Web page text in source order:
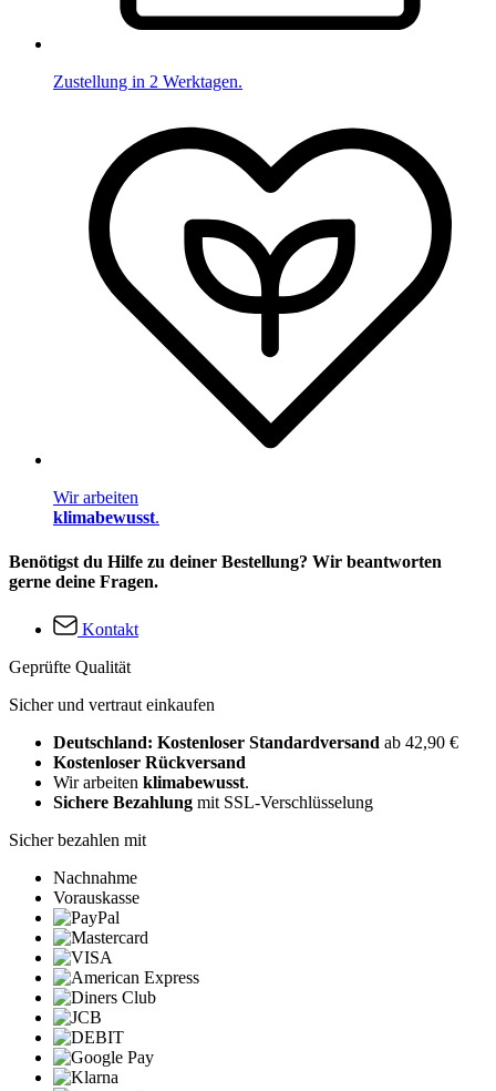
Zustellung in 2 Werktagen.
Wir arbeiten
klimabewusst.
Benötigst du Hilfe zu deiner Bestellung? Wir beantworten
gerne deine Fragen.
Kontakt
Geprüfte Qualität
Sicher und vertraut einkaufen
Deutschland: Kostenloser Standardversand ab 42,90 €
Kostenloser Rückversand
Wir arbeiten klimabewusst.
Sichere Bezahlung mit SSL-Verschlüsselung
Sicher bezahlen mit
Nachnahme
Vorauskasse